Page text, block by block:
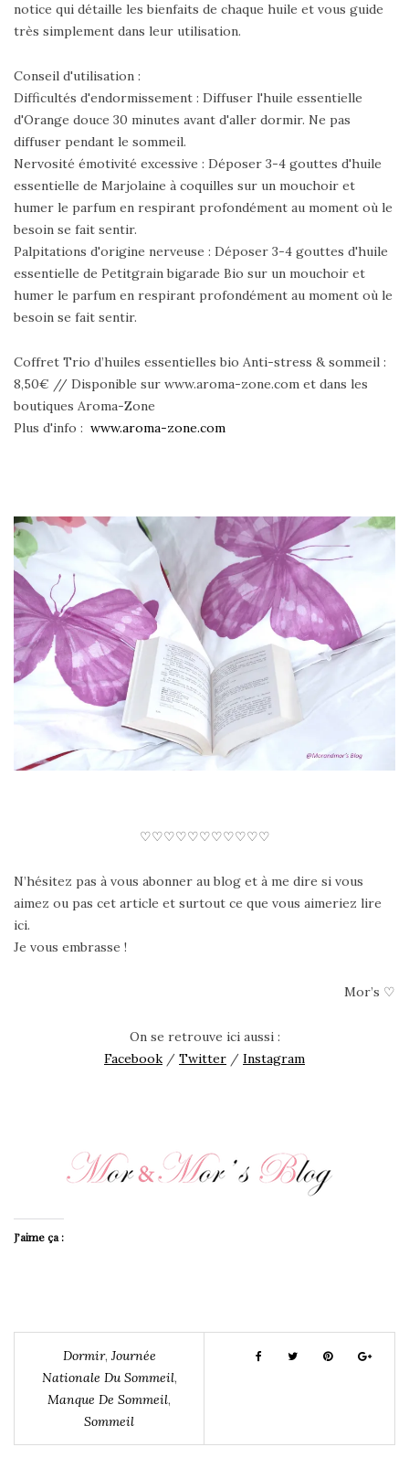
notice qui détaille les bienfaits de chaque huile et vous guide
très simplement dans leur utilisation.
Conseil d'utilisation :
Difficultés d'endormissement : Diffuser l'huile essentielle
d'Orange douce 30 minutes avant d'aller dormir. Ne pas
diffuser pendant le sommeil.
Nervosité émotivité excessive : Déposer 3-4 gouttes d'huile
essentielle de Marjolaine à coquilles sur un mouchoir et
humer le parfum en respirant profondément au moment où le
besoin se fait sentir.
Palpitations d'origine nerveuse : Déposer 3-4 gouttes d'huile
essentielle de Petitgrain bigarade Bio sur un mouchoir et
humer le parfum en respirant profondément au moment où le
besoin se fait sentir.
Coffret Trio d’huiles essentielles bio Anti-stress & sommeil :
8,50€ // Disponible sur www.aroma-zone.com et dans les
boutiques Aroma-Zone
Plus d'info : www.aroma-zone.com
♡♡♡♡♡♡♡♡♡♡♡
N’hésitez pas à vous abonner au blog et à me dire si vous
aimez ou pas cet article et surtout ce que vous aimeriez lire
ici.
Je vous embrasse !
Mor’s ♡
On se retrouve ici aussi :
Facebook / Twitter / Instagram
J’aime ça :
Dormir, Journée
Nationale Du Sommeil,
Manque De Sommeil,
Sommeil